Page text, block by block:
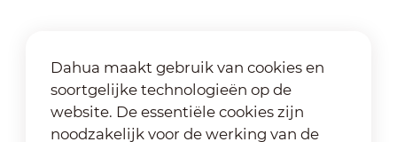
Dahua maakt gebruik van cookies en
soortgelijke technologieën op de
website. De essentiële cookies zijn
noodzakelijk voor de werking van de